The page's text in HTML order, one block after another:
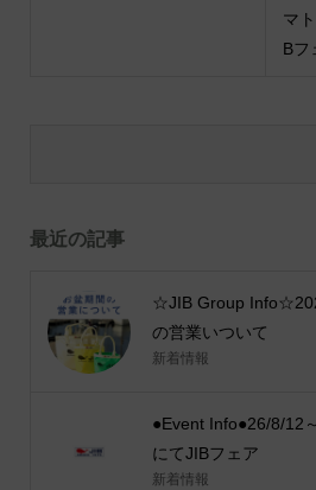
マ
Bフ
最近の記事
☆JIB Group
の営業いついて
新着情報
●Event Info●26/8/12
にてJIBフェア
新着情報